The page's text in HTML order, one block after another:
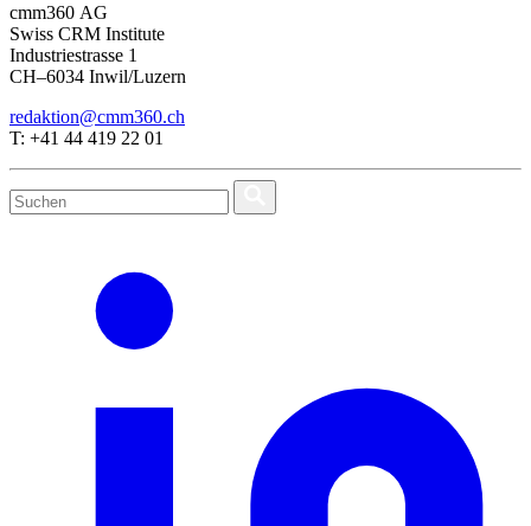
cmm360 AG
Swiss CRM Institute
Industriestrasse 1
CH–6034 Inwil/Luzern
redaktion@cmm360.ch
T: +41 44 419 22 01